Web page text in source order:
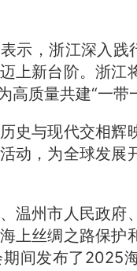
示，浙江深入践
上新台阶。浙江
质量共建“一带
史与现代交相辉
动，为全球发展
温州市人民政府
上丝绸之路保护
间发布了2025